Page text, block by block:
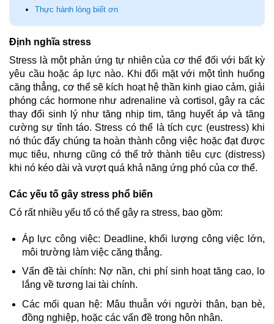
Thực hành lòng biết ơn
Định nghĩa stress
Stress là một phản ứng tự nhiên của cơ thể đối với bất kỳ
yêu cầu hoặc áp lực nào. Khi đối mặt với một tình huống
căng thẳng, cơ thể sẽ kích hoạt hệ thần kinh giao cảm, giải
phóng các hormone như adrenaline và cortisol, gây ra các
thay đổi sinh lý như tăng nhịp tim, tăng huyết áp và tăng
cường sự tỉnh táo. Stress có thể là tích cực (eustress) khi
nó thúc đẩy chúng ta hoàn thành công việc hoặc đạt được
mục tiêu, nhưng cũng có thể trở thành tiêu cực (distress)
khi nó kéo dài và vượt quá khả năng ứng phó của cơ thể.
Các yếu tố gây stress phổ biến
Có rất nhiều yếu tố có thể gây ra stress, bao gồm:
Áp lực công việc: Deadline, khối lượng công việc lớn,
môi trường làm việc căng thẳng.
Vấn đề tài chính: Nợ nần, chi phí sinh hoạt tăng cao, lo
lắng về tương lai tài chính.
Các mối quan hệ: Mâu thuẫn với người thân, bạn bè,
đồng nghiệp, hoặc các vấn đề trong hôn nhân.